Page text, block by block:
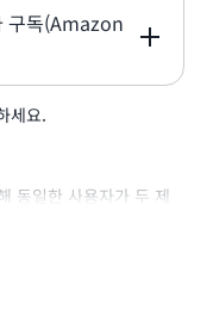
시간의 인덱스
독(Amazon
세요.
동일한 사용자가 두 제
평가판은 첫 무료 평가판
Q Business Pro